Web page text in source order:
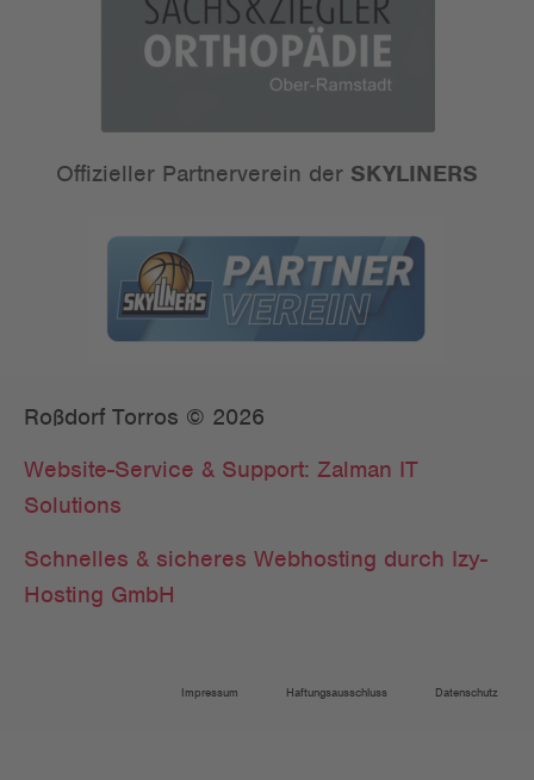
Offizieller Partnerverein der SKYLINERS
Roßdorf Torros © 2026
Website-Service & Support: Zalman IT
Solutions
Schnelles & sicheres Webhosting durch Izy-
Hosting GmbH
Impressum Haftungsausschluss Datenschutz